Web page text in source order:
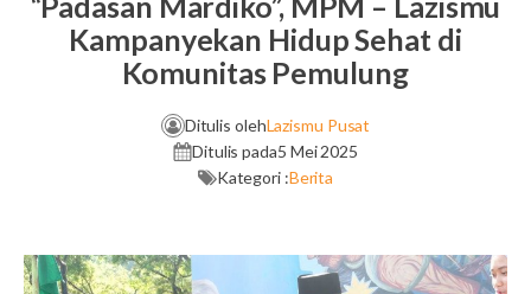
Kampanyekan Hidup Sehat di
Komunitas Pemulung
Ditulis olehLazismu Pusat
Ditulis pada5 Mei 2025
Kategori :Berita